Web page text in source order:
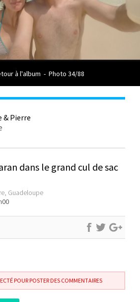
à l'album - Photo 34/88
& Pierre
dans le grand cul de sac
Guadeloupe
POUR POSTER DES COMMENTAIRES